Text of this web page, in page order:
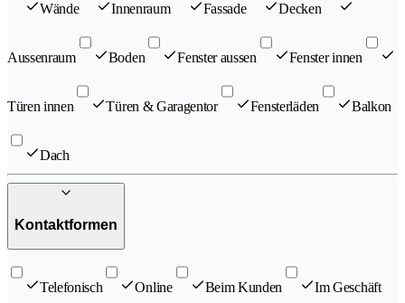
Wände Innenraum Fassade Decken
Aussenraum Boden Fenster aussen Fenster innen
Türen innen Türen & Garagentor Fensterläden Balkon
Dach
Kontaktformen
Telefonisch Online Beim Kunden Im Geschäft